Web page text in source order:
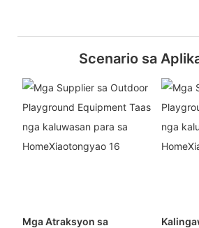
Scenario sa
Mga Atraksyon sa